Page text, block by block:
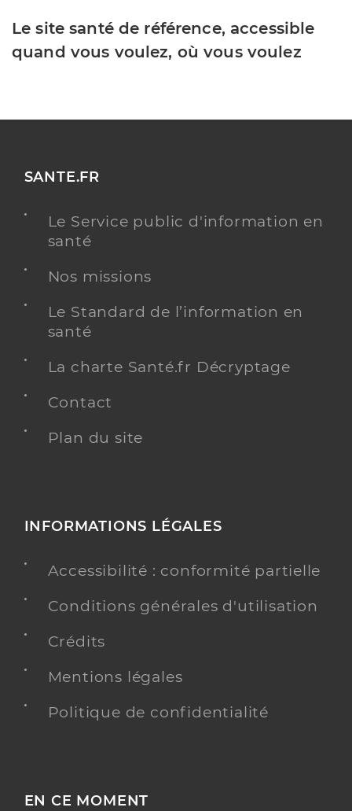
Le site santé de référence, accessible
quand vous voulez, où vous voulez
SANTE.FR
Le Service public d'information en
santé
Nos missions
Le Standard de l’information en
santé
La charte Santé.fr Décryptage
Contact
Plan du site
INFORMATIONS LÉGALES
Accessibilité : conformité partielle
Conditions générales d'utilisation
Crédits
Mentions légales
Politique de confidentialité
EN CE MOMENT